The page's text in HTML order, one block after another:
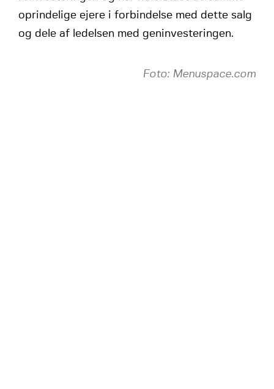
oprindelige ejere i forbindelse med dette salg
og dele af ledelsen med geninvesteringen.
Foto: Menuspace.com